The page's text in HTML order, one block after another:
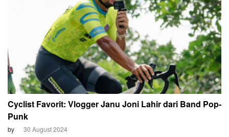
Cyclist Favorit: Vlogger Janu Joni Lahir dari Band Pop-
Punk
by 30 August 2024